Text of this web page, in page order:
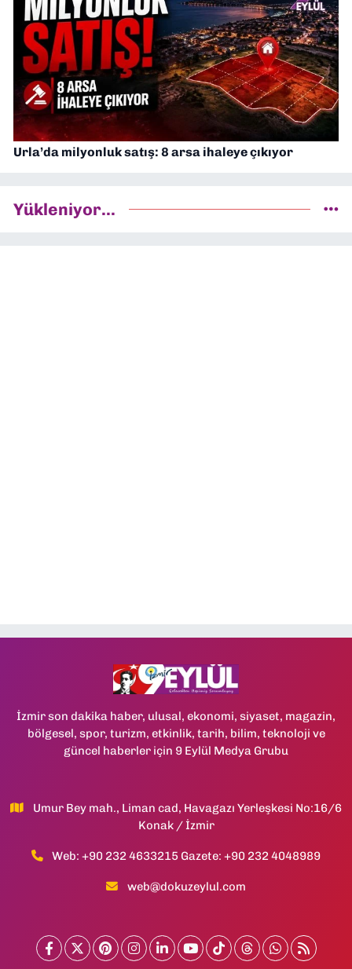
Urla’da milyonluk satış: 8 arsa ihaleye çıkıyor
Yükleniyor...
İzmir son dakika haber, ulusal, ekonomi, siyaset, magazin,
bölgesel, spor, turizm, etkinlik, tarih, bilim, teknoloji ve
güncel haberler için 9 Eylül Medya Grubu
Umur Bey mah., Liman cad, Havagazı Yerleşkesi No:16/6
Konak / İzmir
Web: +90 232 4633215 Gazete: +90 232 4048989
web@dokuzeylul.com